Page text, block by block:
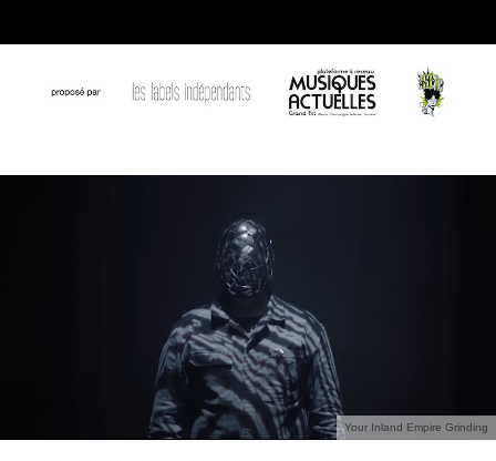
Your Inland Empire Grinding